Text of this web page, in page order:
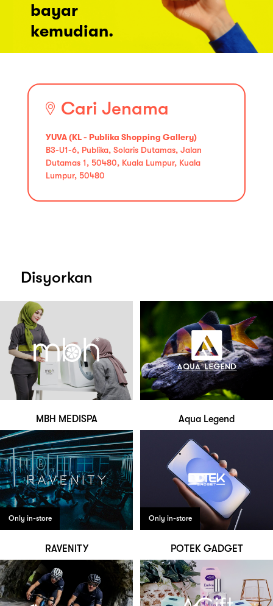
bayar
kemudian.
Cari Jenama
YUVA (KL - Publika Shopping Gallery)
B3-U1-6, Publika, Solaris Dutamas, Jalan
Dutamas 1, 50480, Kuala Lumpur, Kuala
Lumpur, 50480
Disyorkan
MBH MEDISPA Aqua Legend
Only in-store
RAVENITY
Only in-store
POTEK GADGET